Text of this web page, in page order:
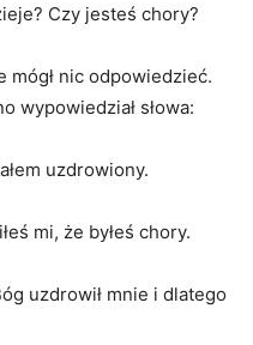
Czy jesteś chory?
mógł nic odpowiedzieć.
wypowiedział słowa:
uzdrowiony.
mi, że byłeś chory.
uzdrowił mnie i dlatego